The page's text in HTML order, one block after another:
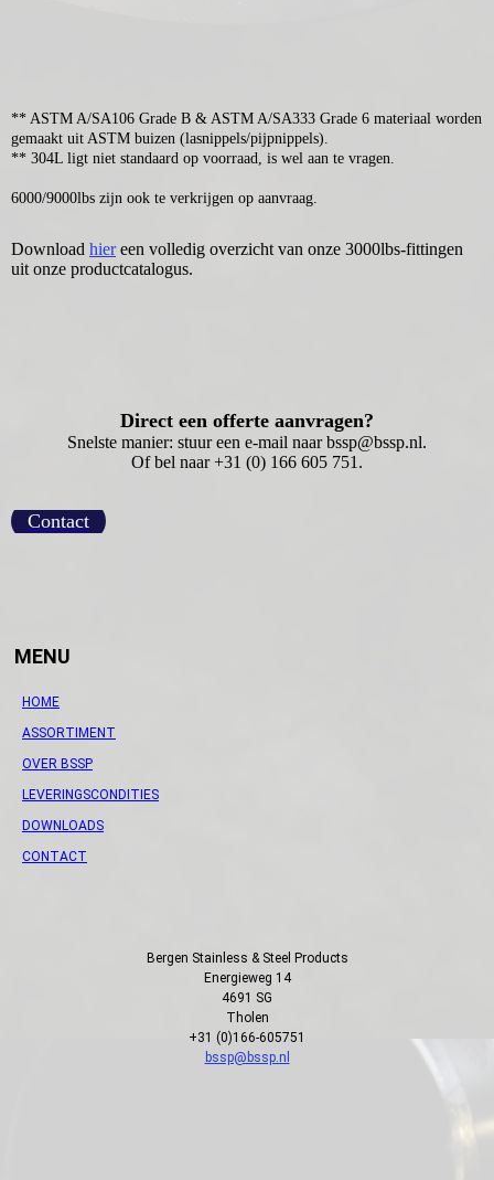
** ASTM A/SA106 Grade B & ASTM A/SA333 Grade 6 materiaal worden
gemaakt uit ASTM buizen (lasnippels/pijpnippels).
** 304L ligt niet standaard op voorraad, is wel aan te vragen.
6000/9000lbs zijn ook te verkrijgen op aanvraag.
Download hiereen volledig overzicht van onze 3000lbs-fittingen
uit onze productcatalogus.
Direct een offerte aanvragen?
Snelste manier: stuur een e-mail naar bssp@bssp.nl.
Of bel naar +31 (0) 166 605 751.
Contact
MENU
HOME
ASSORTIMENT
OVER BSSP
LEVERINGSCONDITIES
DOWNLOADS
CONTACT
Bergen Stainless & Steel Products
Energieweg 14
4691 SG
Tholen
+31 (0)166-605751
bssp@bssp.nl